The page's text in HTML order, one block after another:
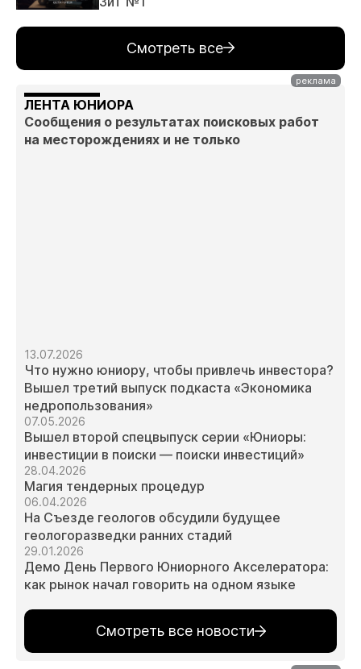
Смотреть все
ЛЕНТА ЮНИОРА
Сообщения о результатах поисковых работ
на месторождениях и не только
13.07.2026
Что нужно юниору, чтобы привлечь инвестора?
Вышел третий выпуск подкаста «Экономика
недропользования»
07.05.2026
Вышел второй спецвыпуск серии «Юниоры:
инвестиции в поиски — поиски инвестиций»
28.04.2026
Магия тендерных процедур
06.04.2026
На Съезде геологов обсудили будущее
геологоразведки ранних стадий
29.01.2026
Демо День Первого Юниорного Акселератора:
как рынок начал говорить на одном языке
Смотреть все новости